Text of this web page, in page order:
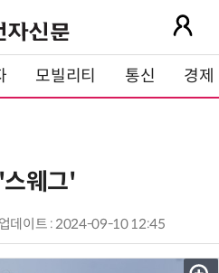
모빌리티 통신 경제
웨그'
업데이트 : 2024-09-10 12:45